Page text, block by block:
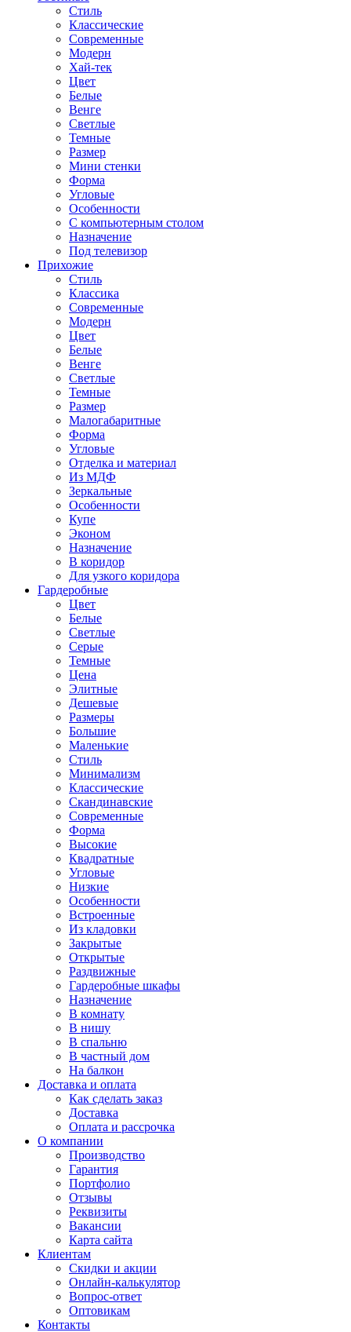
Стиль
Классические
Современные
Модерн
Хай-тек
Цвет
Белые
Венге
Светлые
Темные
Размер
Мини стенки
Форма
Угловые
Особенности
С компьютерным столом
Назначение
Под телевизор
Прихожие
Стиль
Классика
Современные
Модерн
Цвет
Белые
Венге
Светлые
Темные
Размер
Малогабаритные
Форма
Угловые
Отделка и материал
Из МДФ
Зеркальные
Особенности
Купе
Эконом
Назначение
В коридор
Для узкого коридора
Гардеробные
Цвет
Белые
Светлые
Серые
Темные
Цена
Элитные
Дешевые
Размеры
Большие
Маленькие
Стиль
Минимализм
Классические
Скандинавские
Современные
Форма
Высокие
Квадратные
Угловые
Низкие
Особенности
Встроенные
Из кладовки
Закрытые
Открытые
Раздвижные
Гардеробные шкафы
Назначение
В комнату
В нишу
В спальню
В частный дом
На балкон
Доставка и оплата
Как сделать заказ
Доставка
Оплата и рассрочка
О компании
Производство
Гарантия
Портфолио
Отзывы
Реквизиты
Вакансии
Карта сайта
Клиентам
Скидки и акции
Онлайн-калькулятор
Вопрос-ответ
Оптовикам
Контакты